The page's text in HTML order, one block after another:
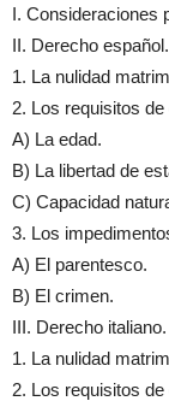
I. Consideraciones
II. Derecho español.
1. La nulidad
2. Los requisitos
A) La edad.
B) La libertad de
C) Capacidad
3. Los
A) El parentesco.
B) El crimen.
III. Derecho italiano.
1. La nulidad
2. Los requisitos